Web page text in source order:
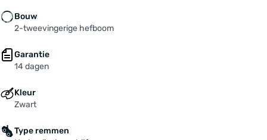
Bouw
2-tweevingerige hefboom
Garantie
14 dagen
Kleur
Zwart
Type remmen